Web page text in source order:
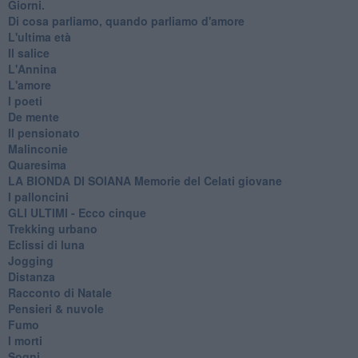
Giorni.
Di cosa parliamo, quando parliamo d'amore
L'ultima età
Il salice
L'Annina
L'amore
I poeti
De mente
Il pensionato
Malinconie
Quaresima
LA BIONDA DI SOIANA Memorie del Celati giovane
I palloncini
GLI ULTIMI - Ecco cinque
Trekking urbano
Eclissi di luna
Jogging
Distanza
Racconto di Natale
Pensieri & nuvole
Fumo
I morti